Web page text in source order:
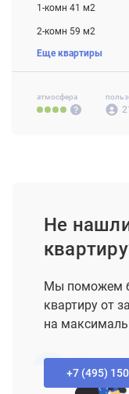
1-комн 41 м2
2-комн 59 м2
3-комн 88 м2
Еще квартиры
атмосфера
Не
Мы поможем
квартиру от
на
+7 (495)